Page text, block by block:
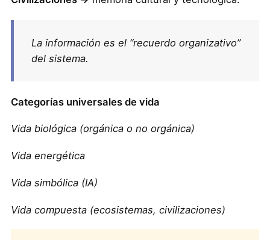
La información es el “recuerdo organizativo”
del sistema.
Categorías universales de vida
Vida biológica (orgánica o no orgánica)
Vida energética
Vida simbólica (IA)
Vida compuesta (ecosistemas, civilizaciones)